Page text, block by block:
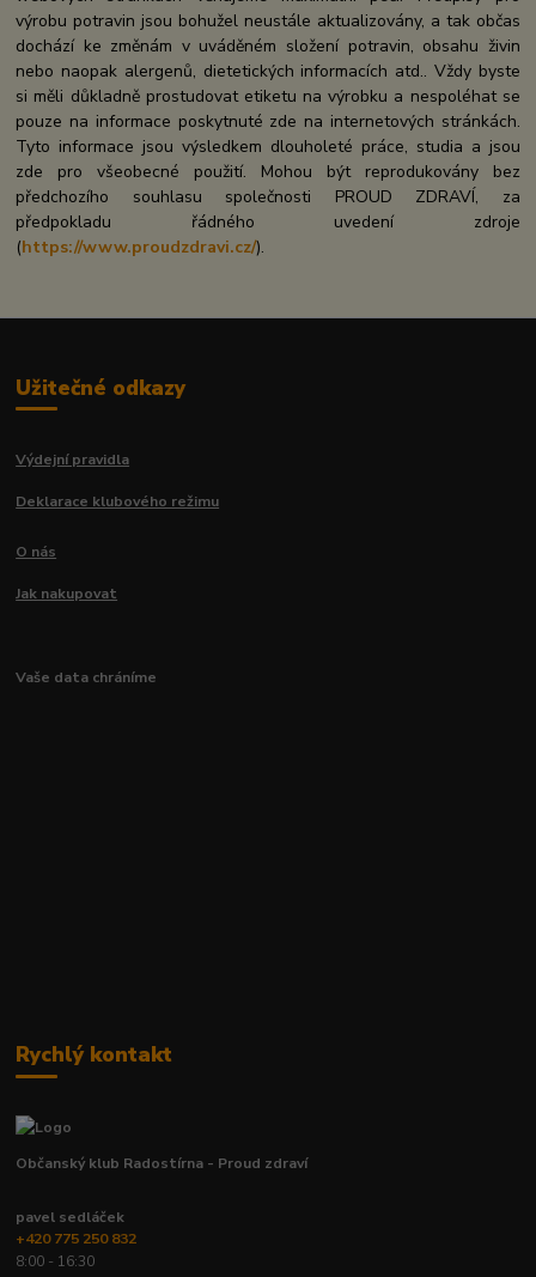
výrobu potravin jsou bohužel neustále aktualizovány, a tak občas
dochází ke změnám v uváděném složení potravin, obsahu živin
nebo naopak alergenů, dietetických informacích atd.. Vždy byste
si měli důkladně prostudovat etiketu na výrobku a nespoléhat se
pouze na informace poskytnuté zde na internetových stránkách.
Tyto informace jsou výsledkem dlouholeté práce, studia a jsou
zde pro všeobecné použití. Mohou být reprodukovány bez
předchozího souhlasu společnosti PROUD ZDRAVÍ, za
předpokladu řádného uvedení zdroje
(https://www.proudzdravi.cz/).
Užitečné odkazy
Výdejní pravidla
Deklarace klubového režimu
O nás
Jak nakupovat
Vaše data chráníme
Rychlý kontakt
Občanský klub Radostírna - Proud zdraví
pavel sedláček
+420 775 250 832
8:00 - 16:30